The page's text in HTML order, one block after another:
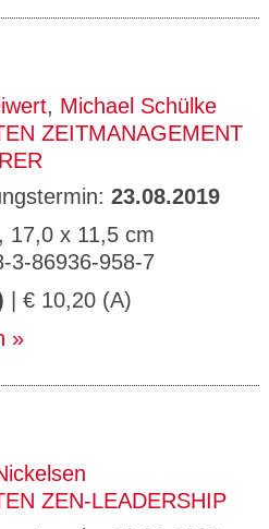
, Michael Schülke
ZEITMANAGEMENT
23.08.2019
17,0 x 11,5 cm
3-86936-958-7
| € 10,20 (A)
ZEN-LEADERSHIP